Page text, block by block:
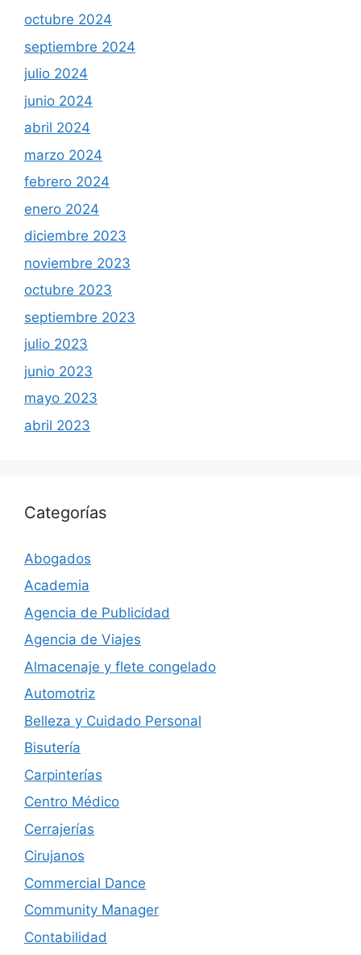
octubre 2024
septiembre 2024
julio 2024
junio 2024
abril 2024
marzo 2024
febrero 2024
enero 2024
diciembre 2023
noviembre 2023
octubre 2023
septiembre 2023
julio 2023
junio 2023
mayo 2023
abril 2023
Categorías
Abogados
Academia
Agencia de Publicidad
Agencia de Viajes
Almacenaje y flete congelado
Automotriz
Belleza y Cuidado Personal
Bisutería
Carpinterías
Centro Médico
Cerrajerías
Cirujanos
Commercial Dance
Community Manager
Contabilidad